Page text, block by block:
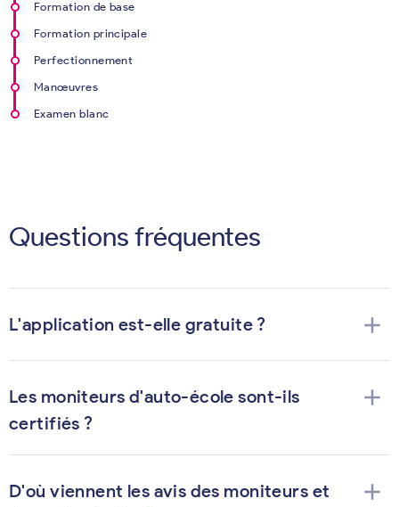
Formation de base
Formation principale
Perfectionnement
Manœuvres
Examen blanc
Questions fréquentes
L'application est-elle gratuite ? add
Les moniteurs d'auto-école sont-ils
certifiés ?
add
D'où viennent les avis des moniteurs et
add